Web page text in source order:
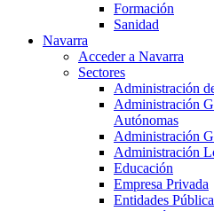
Formación
Sanidad
Navarra
Acceder a Navarra
Sectores
Administración
Administración
Autónomas
Administración
Administración
Educación
Empresa Privada
Entidades